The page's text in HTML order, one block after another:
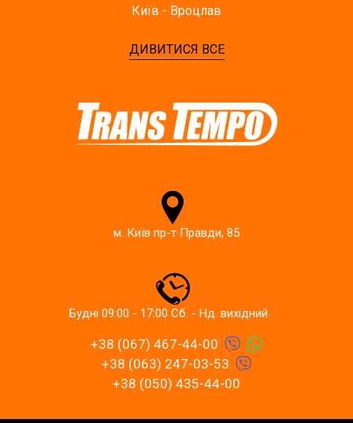
Київ - Вроцлав
ДИВИТИСЯ ВСЕ
м. Київ пр-т Правди, 85
Будні 09:00 - 17:00 Сб. - Нд. вихідний
+38 (067) 467-44-00
+38 (063) 247-03-53
+38 (050) 435-44-00